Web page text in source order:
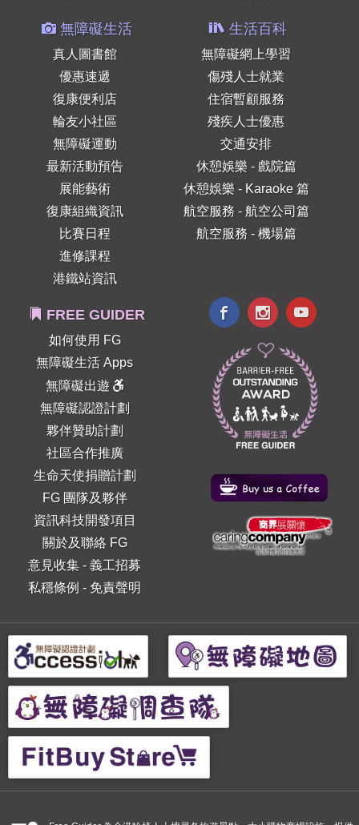
無障礙生活
真人圖書館
優惠速遞
復康便利店
輪友小社區
無障礙運動
最新活動預告
展能藝術
復康組織資訊
比賽日程
進修課程
港鐵站資訊
生活百科
無障礙網上學習
傷殘人士就業
住宿暫顧服務
殘疾人士優惠
交通安排
休憩娛樂 - 戲院篇
休憩娛樂 - Karaoke 篇
航空服務 - 航空公司篇
航空服務 - 機場篇
FREE GUIDER
如何使用 FG
無障礙生活 Apps
無障礙出遊
無障礙認證計劃
夥伴贊助計劃
社區合作推廣
生命天使捐贈計劃
FG 團隊及夥伴
資訊科技開發項目
關於及聯絡 FG
意見收集 -義工招募
私穩條例 - 免責聲明